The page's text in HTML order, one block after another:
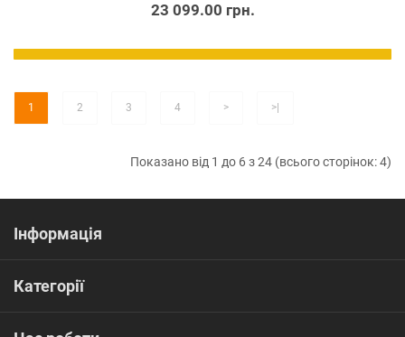
23 099.00 грн.
1 2 3 4 > >|
Показано від 1 до 6 з 24 (всього сторінок: 4)
Інформація
Категорії